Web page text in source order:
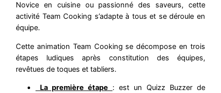
Novice en cuisine ou passionné des saveurs, cette
activité Team Cooking s’adapte à tous et se déroule en
équipe.
Cette animation Team Cooking se décompose en trois
étapes ludiques après constitution des équipes,
revêtues de toques et tabliers.
La première étape
: est un Quizz Buzzer de